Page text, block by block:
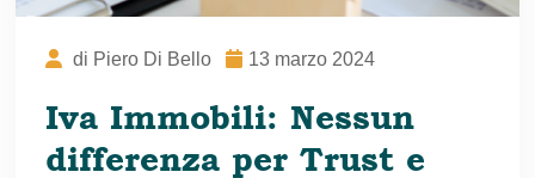
di Piero Di Bello 13 marzo 2024
Iva Immobili: Nessun
differenza per Trust e